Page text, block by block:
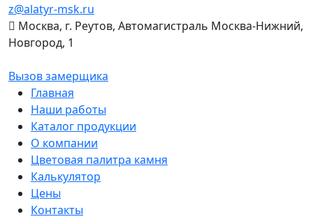
z@alatyr-msk.ru
Москва, г. Реутов, Автомагистраль Москва-Нижний,
Новгород, 1
Вызов замерщика
Главная
Наши работы
Каталог продукции
О компании
Цветовая палитра камня
Калькулятор
Цены
Контакты